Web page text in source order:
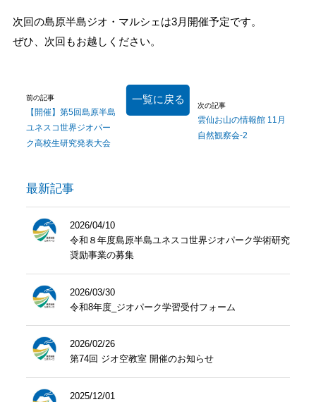
次回の島原半島ジオ・マルシェは3月開催予定です。
ぜひ、次回もお越しください。
前の記事
【開催】第5回島原半島
ユネスコ世界ジオパー
ク高校生研究発表大会
次の記事
雲仙お山の情報館 11月
自然観察会-2
一覧に戻る
最新記事
2026/04/10
令和８年度島原半島ユネスコ世界ジオパーク学術研究
奨励事業の募集
2026/03/30
令和8年度_ジオパーク学習受付フォーム
2026/02/26
第74回 ジオ空教室 開催のお知らせ
2025/12/01